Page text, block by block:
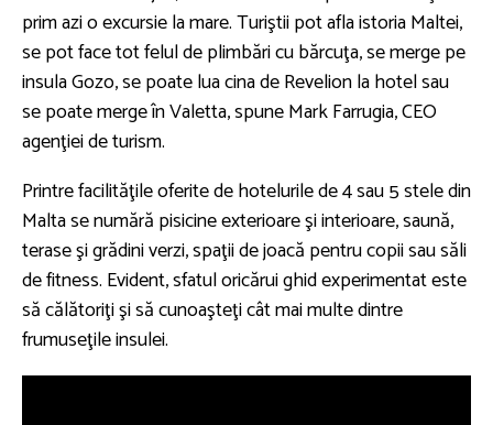
prim azi o excursie la mare. Turiştii pot afla istoria Maltei,
se pot face tot felul de plimbări cu bărcuţa, se merge pe
insula Gozo, se poate lua cina de Revelion la hotel sau
se poate merge în Valetta, spune Mark Farrugia, CEO
agenţiei de turism.
Printre facilităţile oferite de hotelurile de 4 sau 5 stele din
Malta se numără pisicine exterioare şi interioare, saună,
terase şi grădini verzi, spaţii de joacă pentru copii sau săli
de fitness. Evident, sfatul oricărui ghid experimentat este
să călătoriţi şi să cunoaşteţi cât mai multe dintre
frumuseţile insulei.